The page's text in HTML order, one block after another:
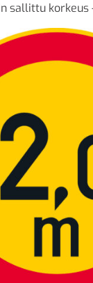
sallittu korkeus